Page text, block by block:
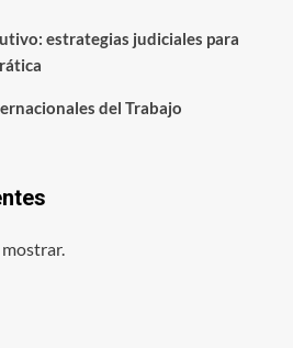
estrategias judiciales para
del Trabajo